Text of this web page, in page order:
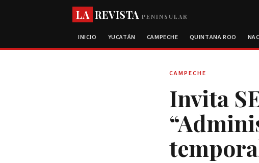
LA REVISTAPENINSULAR
INICIO YUCATÁN CAMPECHE QUINTANA ROO
CAMPECHE
Invita